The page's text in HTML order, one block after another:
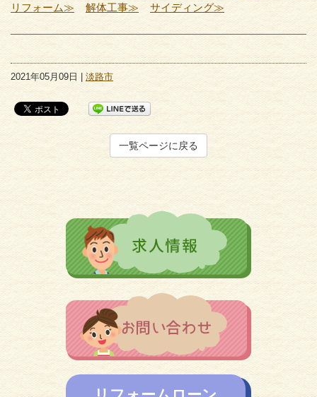
リフォーム≫
解体工事≫ サイディング≫
2021年05月09日 | 淡路市
一覧ページに戻る